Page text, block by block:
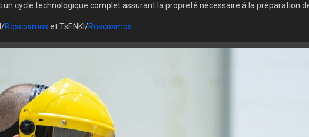
cycle technologique complet assurant la propreté nécessaire à la préparation
Roscosmos et TsENKI/Roscosmos